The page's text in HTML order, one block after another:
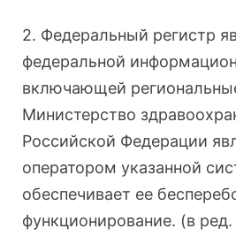
2. Федеральный регистр
федеральной
включающей
Министерство
Российской Федерации
оператором указанной
обеспечивает ее
функционирование. (в